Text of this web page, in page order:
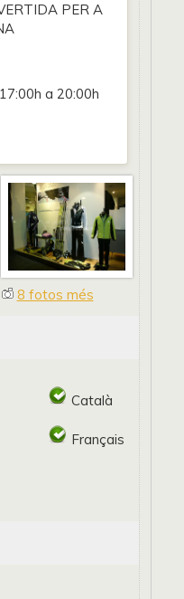
PER A
a 20:00h
8 fotos més
Català
Français